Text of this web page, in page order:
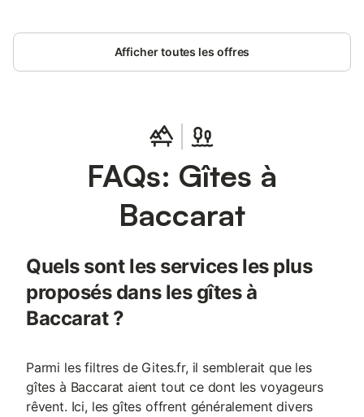
Afficher toutes les offres
FAQs: Gîtes à
Baccarat
Quels sont les services les plus
proposés dans les gîtes à
Baccarat ?
Parmi les filtres de Gites.fr, il semblerait que les
gîtes à Baccarat aient tout ce dont les voyageurs
rêvent. Ici, les gîtes offrent généralement divers